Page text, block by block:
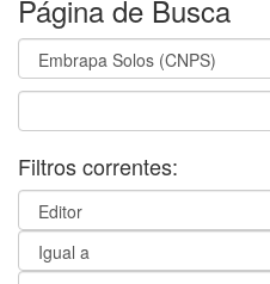
Página de Busca
Filtros correntes: